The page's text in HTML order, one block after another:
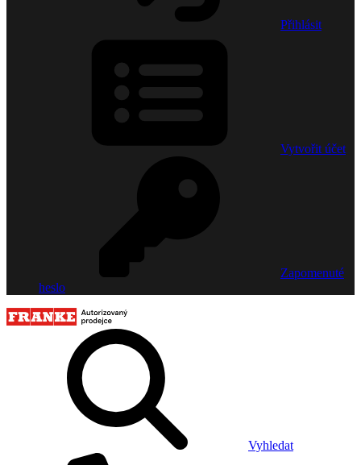
Přihlásit
Vytvořit účet
Zapomenuté
heslo
Vyhledat